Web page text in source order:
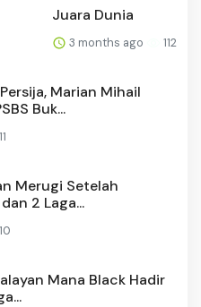
Juara Dunia
3 months ago 112
Marian Mihail
Buk...
Merugi Setelah
2 Laga...
Mana Black Hadir